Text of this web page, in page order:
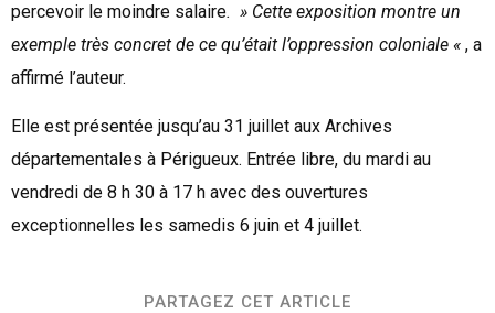
percevoir le moindre salaire. » Cette exposition montre un
exemple très concret de ce qu’était l’oppression coloniale « , a
affirmé l’auteur.
Elle est présentée jusqu’au 31 juillet aux Archives
départementales à Périgueux. Entrée libre, du mardi au
vendredi de 8 h 30 à 17 h avec des ouvertures
exceptionnelles les samedis 6 juin et 4 juillet.
PARTAGEZ CET ARTICLE